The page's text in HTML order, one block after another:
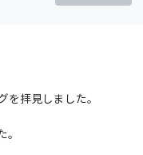
拝見しました。